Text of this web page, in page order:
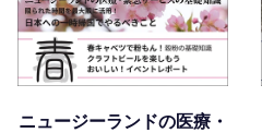
ニュージーランドの医療・